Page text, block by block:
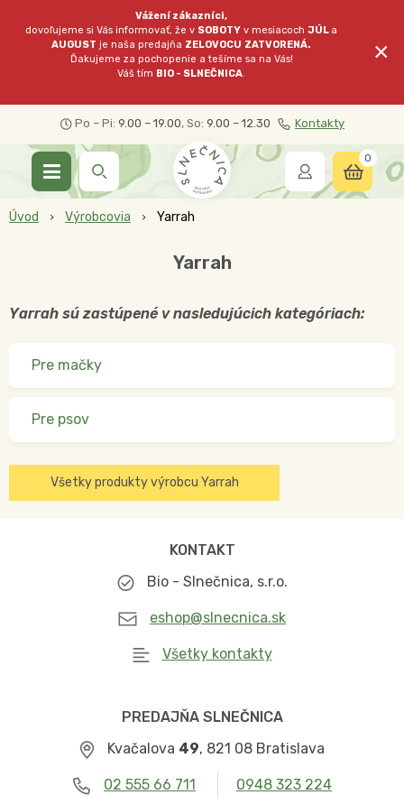
Vážení zákazníci,
dovoľujeme si Vás informovať, že v SOBOTY v mesiacochJÚL a
AUGUST je naša predajňa ZELOVOCU ZATVORENÁ.
Ďakujeme za pochopenie a tešíme sa na Vás!
Váš tím BIO - SLNEČNICA.
×
Po – Pi: 9.00 – 19.00, So: 9.00 – 12.30 Kontakty
0
Úvod Výrobcovia Yarrah
Yarrah
Yarrah sú zastúpené v nasledujúcich kategóriach:
Pre mačky
Pre psov
Všetky produkty výrobcu Yarrah
KONTAKT
Bio - Slnečnica, s.r.o.
eshop@slnecnica.sk
Všetky kontakty
PREDAJŇA SLNEČNICA
Kvačalova 49, 821 08 Bratislava
02 555 66 711 0948 323 224